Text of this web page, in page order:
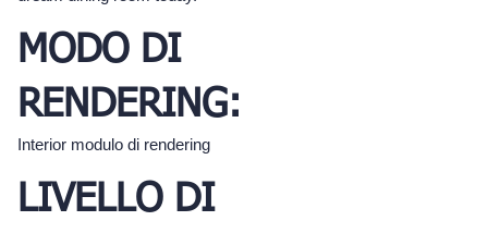
MODO DI
RENDERING:
Interior modulo di rendering
LIVELLO DI